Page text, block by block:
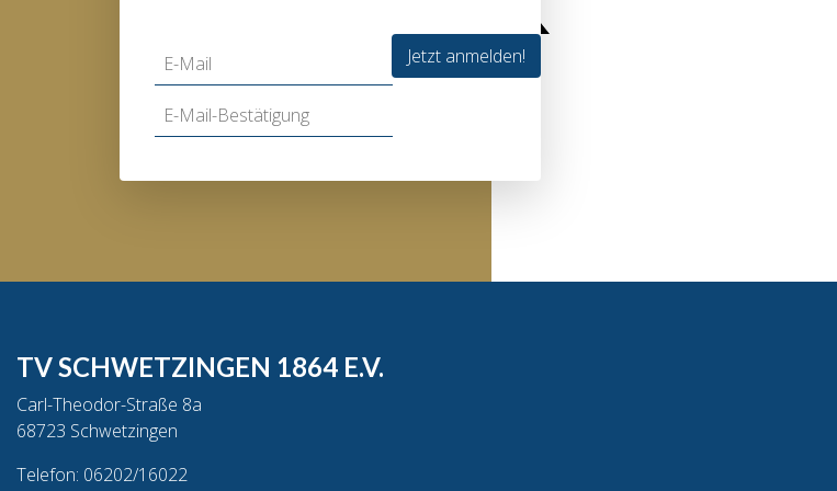
Jetzt anmelden!
TV SCHWETZINGEN 1864 E.V.
Carl-Theodor-Straße 8a
68723 Schwetzingen
Telefon: 06202/16022